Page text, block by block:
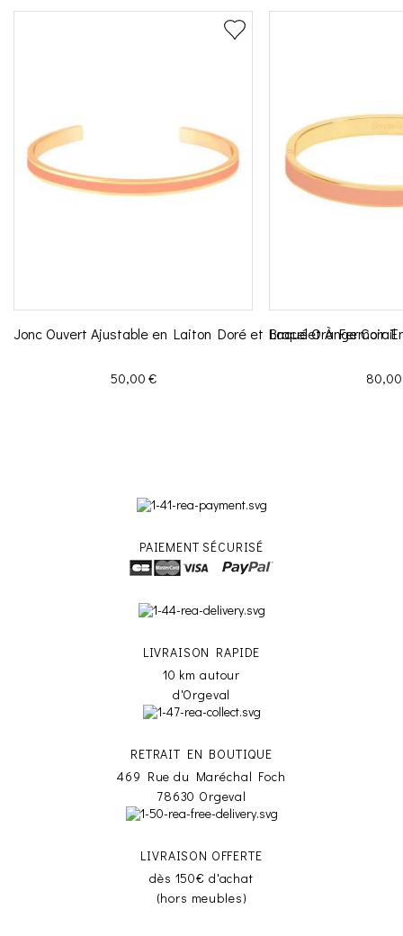
Jonc Ouvert Ajustable en Laiton Doré et Laqué Orange Corail
Prix
50,00 €
Bracelet À Fermoir
Prix
PAIEMENT SÉCURISÉ
LIVRAISON RAPIDE
10 km autour
d'Orgeval
RETRAIT EN BOUTIQUE
469 Rue du Maréchal Foch
78630 Orgeval
LIVRAISON OFFERTE
dès 150€ d'achat
(hors meubles)